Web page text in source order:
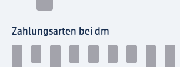
Zahlungsarten bei dm